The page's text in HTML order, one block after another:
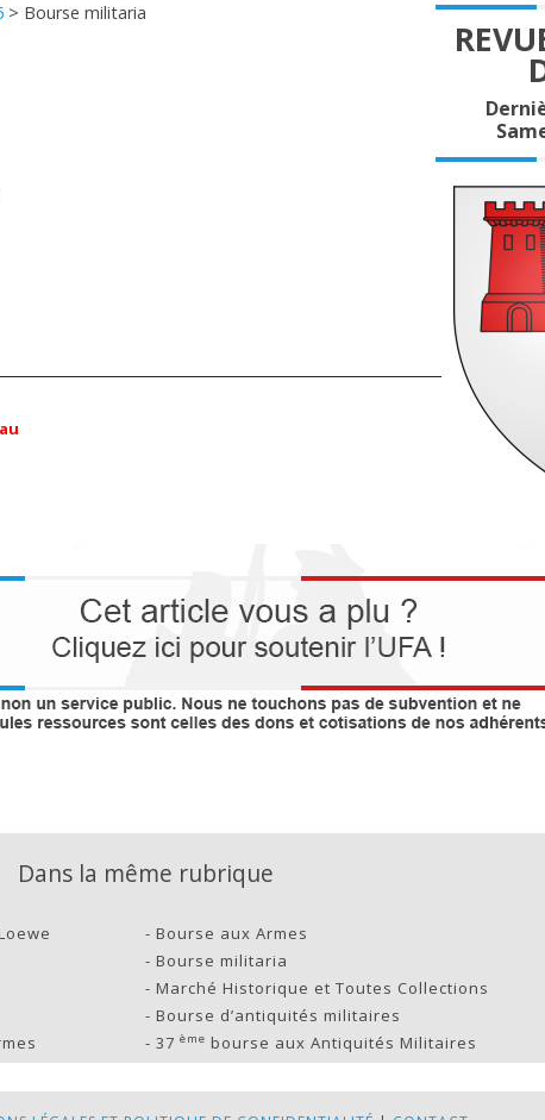
> Bourse militaria
Dans la même rubrique
- Bourse aux Armes
- Bourse militaria
- Marché Historique et Toutes Collections
- Bourse d’antiquités militaires
- 37 ème bourse aux Antiquités Militaires